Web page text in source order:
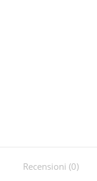
Recensioni (0)